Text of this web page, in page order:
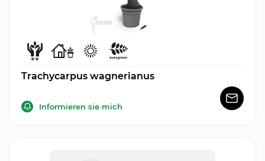
Trachycarpus wagnerianus
Informieren sie mich